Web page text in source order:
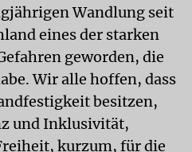
Wandlung seit
eines der starken
geworden, die
Wir alle hoffen, dass
besitzen,
und Inklusivität,
kurzum, für die